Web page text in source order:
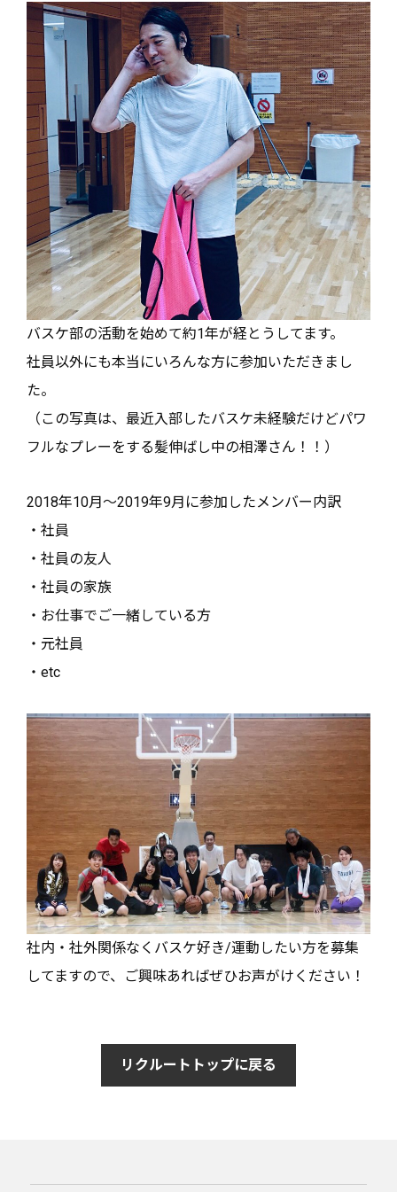
バスケ部の活動を始めて約1年が経とうしてます。
社員以外にも本当にいろんな方に参加いただきまし
た。
（この写真は、最近入部したバスケ未経験だけどパワ
フルなプレーをする髪伸ばし中の相澤さん！！）
2018年10月～2019年9月に参加したメンバー内訳
・社員
・社員の友人
・社員の家族
・お仕事でご一緒している方
・元社員
・etc
社内・社外関係なくバスケ好き/運動したい方を募集
してますので、ご興味あればぜひお声がけください！
リクルートトップに戻る